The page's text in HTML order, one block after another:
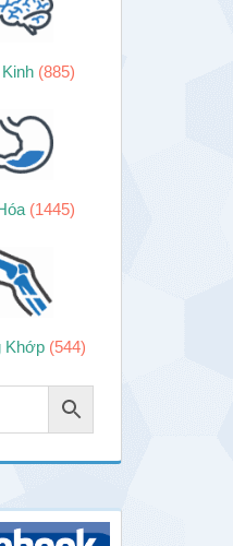
(885)
(1445)
Khớp (544)